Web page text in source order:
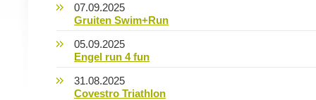
07.09.2025
Gruiten Swim+Run
05.09.2025
Engel run 4 fun
31.08.2025
Covestro Triathlon